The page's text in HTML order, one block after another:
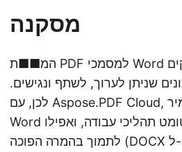
מסקנה
המ■■ת PDF למסמכי Word הוא חיוני לעסקים
שניתן לערוך, לשתף ונגישים.
לכן, עם Aspose.PDF Cloud, אתה יכול להמיר PDF ל-
Word בצורה תכנותית, לאוטומט תהליכי עבודה, ואפילו
לתמוך בהמרה הפוכה (DOCX ל- PDF) באמצעות אותו